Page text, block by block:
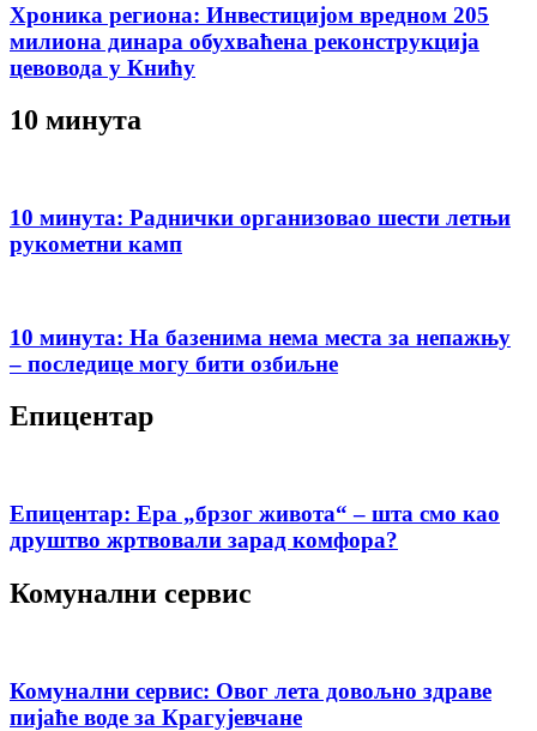
Хроника региона: Инвестицијом вредном 205
милиона динара обухваћена реконструкција
цевовода у Книћу
10 минута
10 минута: Раднички организовао шести летњи
рукометни камп
10 минута: На базенима нема места за непажњу
– последице могу бити озбиљне
Епицентар
Епицентар: Ера „брзог живота“ – шта смо као
друштво жртвовали зарад комфора?
Комунални сервис
Комунални сервис: Овог лета довољно здраве
пијаће воде за Крагујевчане